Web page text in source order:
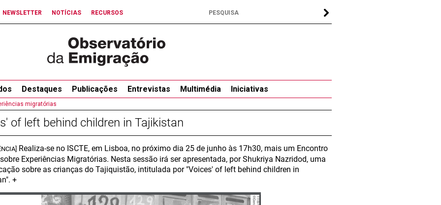
NEWSLETTER NOTÍCIAS RECURSOS
Destaques Publicações Entrevistas Multimédia Iniciativas
migratórias
of left behind children in Tajikistan
Realiza-se no ISCTE, em Lisboa, no próximo dia 25 de junho às 17h30, mais um Encontro
Experiências Migratórias. Nesta sessão irá ser apresentada, por Shukriya Nazridod, uma
sobre as crianças do Tajiquistão, intitulada por "Voices' of left behind children in
+